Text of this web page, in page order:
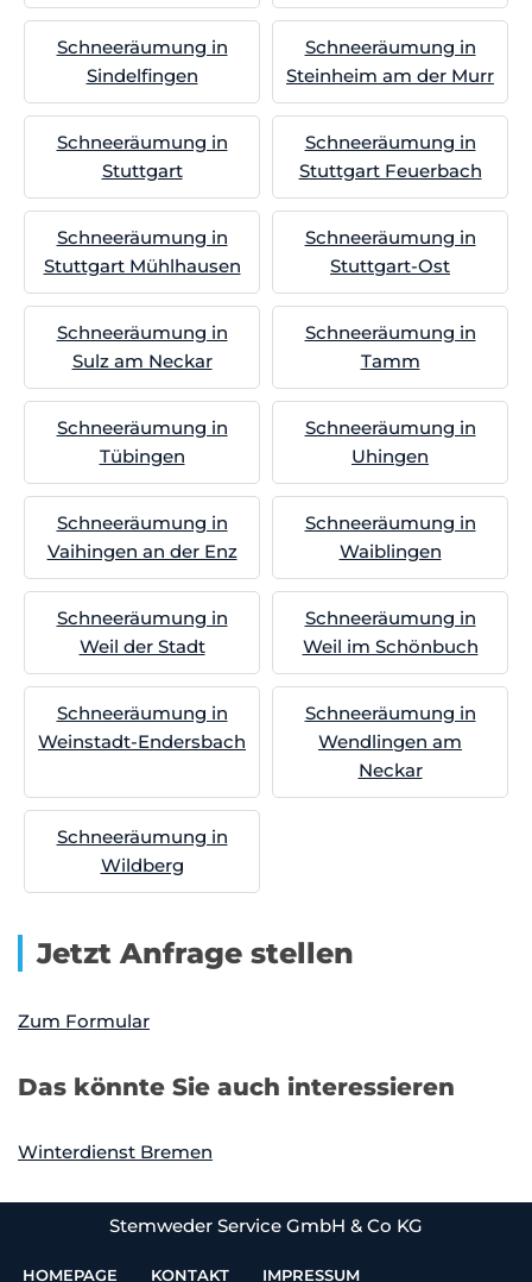
Schneeräumung in
Sindelfingen
Schneeräumung in
Steinheim am der Murr
Schneeräumung in
Stuttgart
Schneeräumung in
Stuttgart Feuerbach
Schneeräumung in
Stuttgart Mühlhausen
Schneeräumung in
Stuttgart-Ost
Schneeräumung in
Sulz am Neckar
Schneeräumung in
Tamm
Schneeräumung in
Tübingen
Schneeräumung in
Uhingen
Schneeräumung in
Vaihingen an der Enz
Schneeräumung in
Waiblingen
Schneeräumung in
Weil der Stadt
Schneeräumung in
Weil im Schönbuch
Schneeräumung in
Weinstadt-Endersbach
Schneeräumung in
Wendlingen am
Neckar
Schneeräumung in
Wildberg
Jetzt Anfrage stellen
Zum Formular
Das könnte Sie auch interessieren
Winterdienst Bremen
Stemweder Service GmbH & Co KG
HOMEPAGE KONTAKT IMPRESSUM